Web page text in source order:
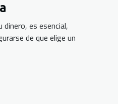
dinero, es esencial,
de que elige un